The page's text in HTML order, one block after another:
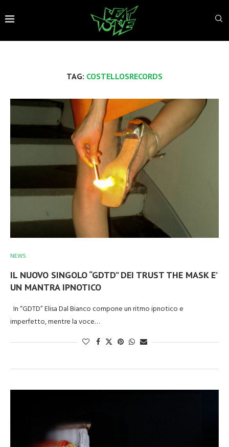
TAG: COSTELLOSRECORDS
NEWS
IL NUOVO SINGOLO “GDTD” DEI TRUST THE MASK E’
UN MANTRA IPNOTICO
In “GDTD” Elisa Dal Bianco compone un ritmo ipnotico e
imperfetto, mentre la voce…